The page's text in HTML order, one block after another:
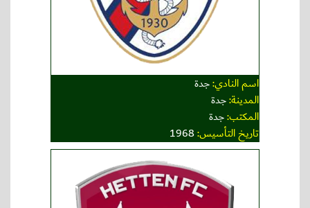
اسم النادي:جدة
المدينة:جدة
المكتب:جدة
تاريخ التأسيس:1968